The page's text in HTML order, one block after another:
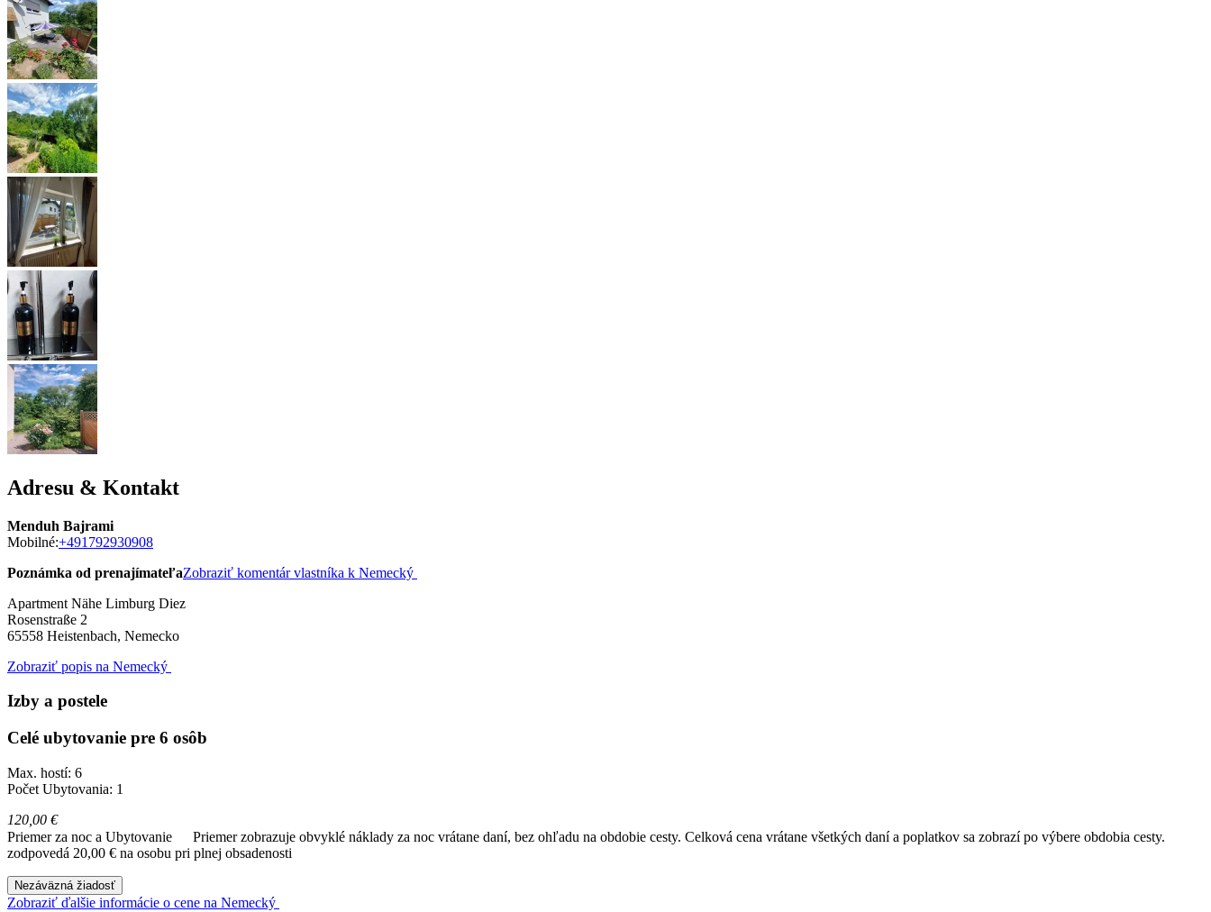
Adresu & Kontakt
Menduh Bajrami
Mobilné:+491792930908
Poznámka od prenajímateľaZobraziť komentár vlastníka k Nemecký
Apartment Nähe Limburg Diez
Rosenstraße 2
65558 Heistenbach, Nemecko
Zobraziť popis na Nemecký
Izby a postele
Celé ubytovanie pre 6 osôb
Max. hostí: 6
Počet Ubytovania: 1
120,00 €
Priemer za noc a Ubytovanie
Priemer zobrazuje obvyklé náklady za noc vrátane daní, bez ohľadu na obdobie cesty. Celková cena vrátane všetkých daní a poplatkov sa zobrazí po výbere obdobia cesty.
zodpovedá 20,00 € na osobu pri plnej obsadenosti
Nezáväzná žiadosť
Zobraziť ďalšie informácie o cene na Nemecký